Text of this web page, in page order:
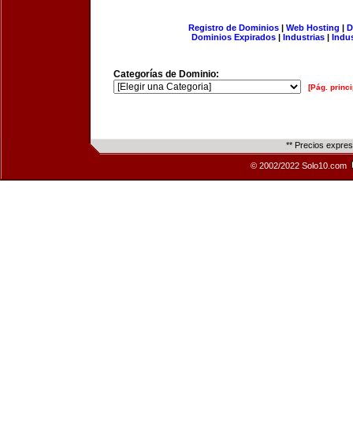
Registro de Dominios| Web Hosting |
Dominios Expirados | Industrias |
Categorías de Dominio:
[Pág.
** Precios
© 2002/2022 Solo10.com